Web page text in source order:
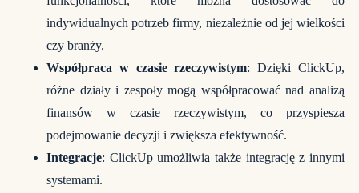
indywidualnych potrzeb firmy, niezależnie od jej wielkości
czy branży.
Współpraca w czasie rzeczywistym: Dzięki ClickUp,
różne działy i zespoły mogą współpracować nad analizą
finansów w czasie rzeczywistym, co przyspiesza
podejmowanie decyzji i zwiększa efektywność.
Integracje: ClickUp umożliwia także integrację z innymi
systemami.